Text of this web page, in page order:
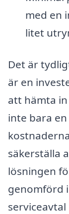
med en
litet
Det är
är en
att hämta
inte bara
säkerställa
lösningen
genomförd